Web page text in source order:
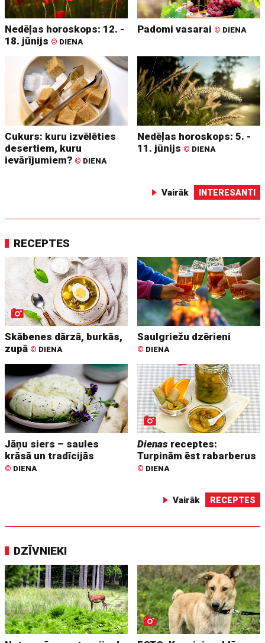
Nedēļas horoskops: 12. -
18. jūnijs © DIENA
Padomi vasarai © DIENA
Cukurs: kuru izvēlēties
desertiem, kuru
ievārījumiem? © DIENA
Nedēļas horoskops: 5. -
11. jūnijs © DIENA
Vairāk INTERESANTI
RECEPTES
Skābenes dārzā, burkās,
zupā © DIENA
Saulgriežu dzērieni
© DIENA
Jāņu siers – saules
krāsā un tradīcijās
© DIENA
Dienas receptes:
Turpinām ēst rabarberus
© DIENA
Vairāk RECEPTES
DZĪVNIEKI